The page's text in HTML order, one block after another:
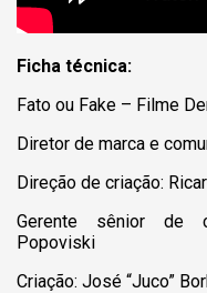
Ficha técnica:
Fato ou Fake – Filme
Diretor de marca e
Direção de criação:
Gerente sênior de
Popoviski
Criação: José “Juco”